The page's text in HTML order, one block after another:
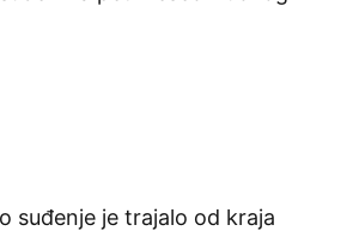
suđenje je trajalo od kraja